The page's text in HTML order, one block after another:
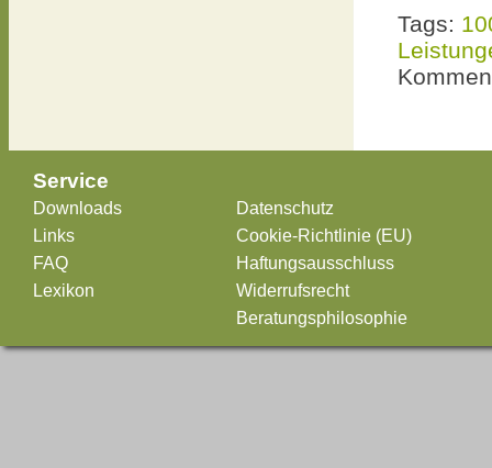
Tags:
Service
Downloads
Links
FAQ
Lexikon
Datenschutz
Cookie-Richtlinie (EU)
Haftungsausschluss
Widerrufsrecht
Beratungsphilosophie